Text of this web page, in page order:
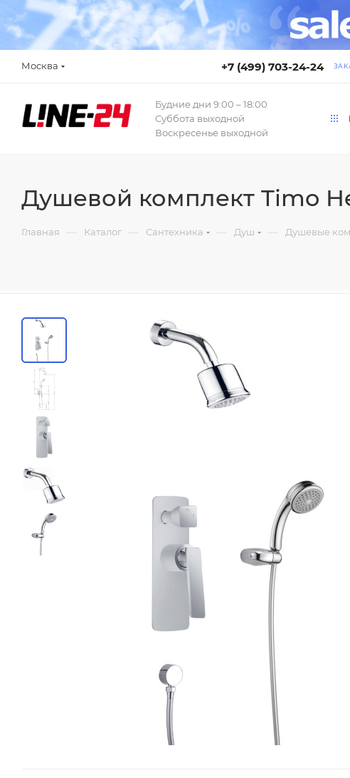
Москва +7 (499) 703-24-24
Будние дни 9:00 – 18:00
Суббота выходной
Воскресенье выходной
Душевой комплект Timo
Главная — Каталог — Сантехника — Душ — Душевые